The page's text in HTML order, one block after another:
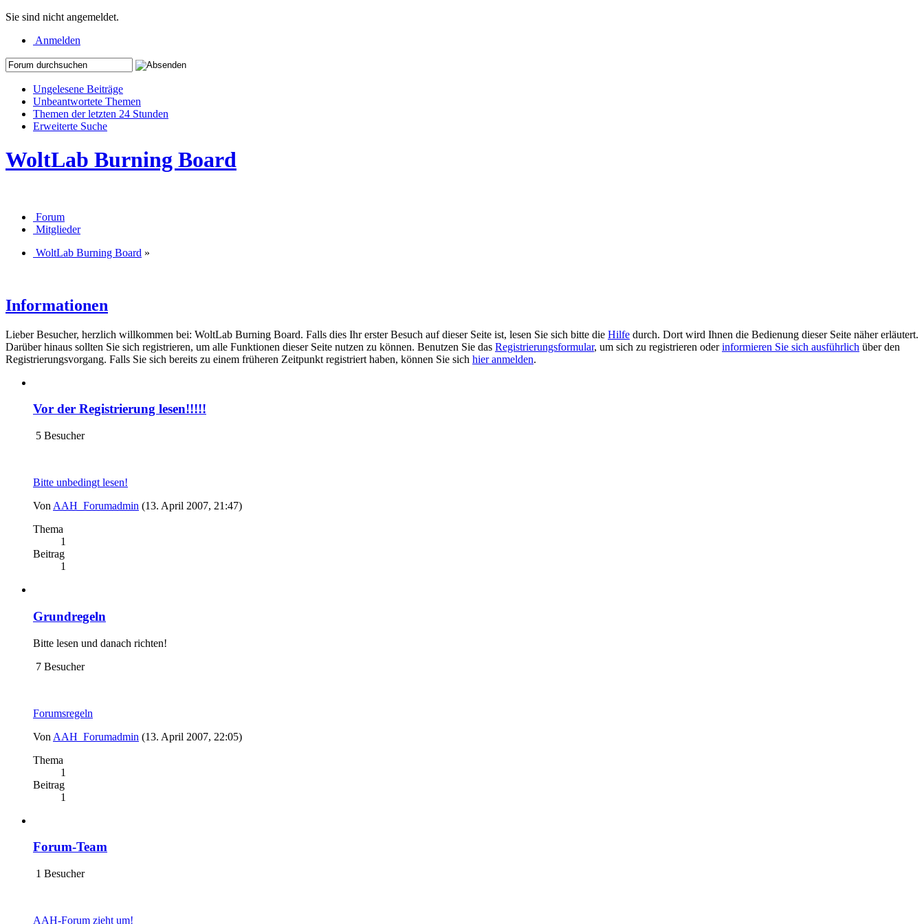
Sie sind nicht angemeldet.
Anmelden
Ungelesene Beiträge
Unbeantwortete Themen
Themen der letzten 24 Stunden
Erweiterte Suche
WoltLab Burning Board
Forum
Mitglieder
WoltLab Burning Board »
Informationen
Lieber Besucher, herzlich willkommen bei: WoltLab Burning Board. Falls dies Ihr erster Besuch auf dieser Seite ist, lesen Sie sich bitte die Hilfe durch. Dort wird Ihnen die Bedienung dieser Seite näher erläutert.
Darüber hinaus sollten Sie sich registrieren, um alle Funktionen dieser Seite nutzen zu können. Benutzen Sie das Registrierungsformular, um sich zu registrieren oderinformieren Sie sich ausführlich über den
Registrierungsvorgang. Falls Sie sich bereits zu einem früheren Zeitpunkt registriert haben, können Sie sich hier anmelden.
Vor der Registrierung lesen!!!!!
5 Besucher
Bitte unbedingt lesen!
Von AAH_Forumadmin (13. April 2007, 21:47)
Thema
1
Beitrag
1
Grundregeln
Bitte lesen und danach richten!
7 Besucher
Forumsregeln
Von AAH_Forumadmin (13. April 2007, 22:05)
Thema
1
Beitrag
1
Forum-Team
1 Besucher
AAH-Forum zieht um!